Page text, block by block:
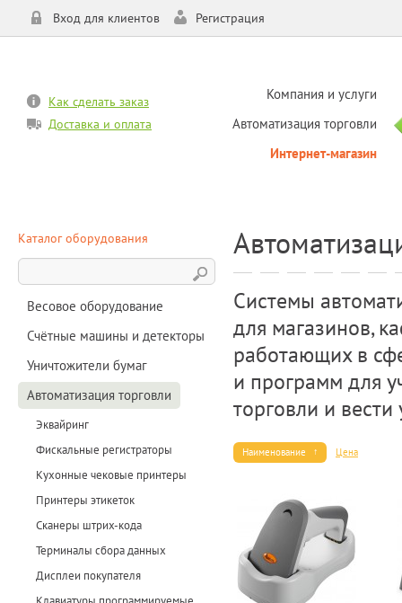
Вход для клиентов Регистрация
Как сделать заказ
Доставка и оплата
Компания и услуги
Автоматизация торговли
Интернет-магазин
Каталог оборудования
Весовое оборудование
Счётные машины и детекторы
Уничтожители бумаг
Автоматизация торговли
Эквайринг
Фискальные регистраторы
Кухонные чековые принтеры
Принтеры этикеток
Сканеры штрих-кода
Терминалы сбора данных
Дисплеи покупателя
Системы
для магазинов,
работающих в
и программ для
торговли и
Наименование Цена